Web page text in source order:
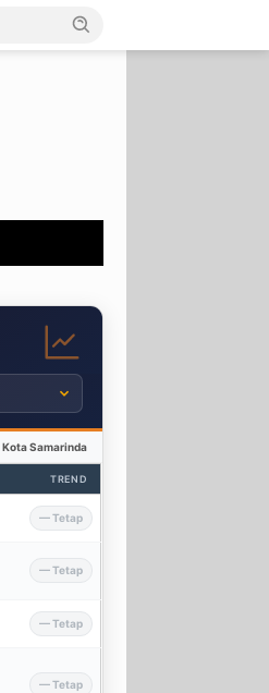
Kota Samarinda
TREND
— Tetap
— Tetap
— Tetap
— Tetap